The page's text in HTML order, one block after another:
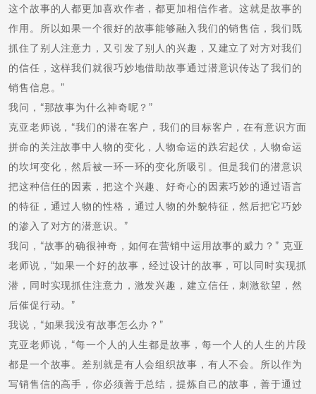
这个故事的人都更加喜欢作者，都更加相信作者。这就是故事的
作用。所以如果一个很好的故事能够融入我们的销售信，我们既
抓住了别人注意力，又引发了别人的兴趣，又建立了对方对我们
的信任，这样我们就很巧妙地借助故事通过潜意识传达了我们的
销售信息。”
我问，“那故事为什么神奇呢？”
克亚老师说，“我们的潜在客户，我们的目标客户，在有意识方面
拼命的关注故事中人物的变化，人物命运的跌宕起伏，人物命运
的坎坷变化，然后被一环一环的变化所吸引。但是我们的潜意识
把这种信任的因素，把这个兴趣、好奇心的因素巧妙的通过语言
的特征，通过人物的性格，通过人物的外貌特征，然后把它巧妙
的渗入了对方的潜意识。”
我问，“故事的确很神奇，如何在营销中运用故事的威力？” 克亚
老师说，“如果一个好的故事，经过设计的故事，可以同时实现抓
潜，同时实现抓住注意力，激发兴趣，建立信任，刺激欲望，然
后催促行动。”
我说，“如果我没有故事怎么办？”
克亚老师说，“每一个人的人生都是故事，每一个人的人生的片段
都是一个故事。差别就是有人会组织故事，有人不会。所以作为
写销售信的高手，你必须善于总结，提炼自己的故事，善于通过